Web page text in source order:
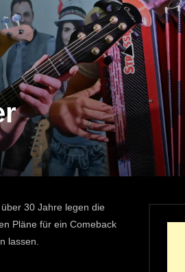
30 Jahre legen die
Pläne für ein Comeback
lassen.